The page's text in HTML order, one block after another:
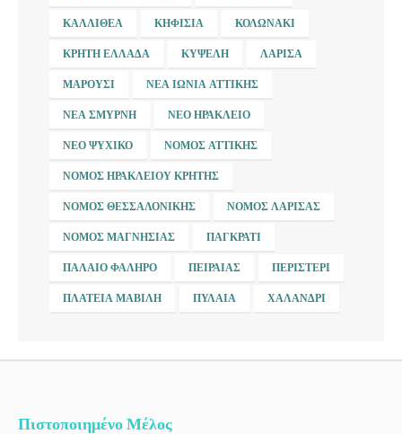
ΚΑΛΛΙΘΈΑ ΚΗΦΙΣΙΆ ΚΟΛΩΝΆΚΙ
ΚΡΉΤΗ ΕΛΛΆΔΑ ΚΥΨΈΛΗ ΛΆΡΙΣΑ
ΜΑΡΟΎΣΙ ΝΈΑ ΙΩΝΊΑ ΑΤΤΙΚΉΣ
ΝΈΑ ΣΜΎΡΝΗ ΝΈΟ ΗΡΆΚΛΕΙΟ
ΝΈΟ ΨΥΧΙΚΌ ΝΟΜΌΣ ΑΤΤΙΚΉΣ
ΝΟΜΌΣ ΗΡΑΚΛΕΊΟΥ ΚΡΉΤΗΣ
ΝΟΜΌΣ ΘΕΣΣΑΛΟΝΊΚΗΣ ΝΟΜΌΣ ΛΆΡΙΣΑΣ
ΝΟΜΌΣ ΜΑΓΝΗΣΊΑΣ ΠΑΓΚΡΆΤΙ
ΠΑΛΑΙΌ ΦΆΛΗΡΟ ΠΕΙΡΑΙΆΣ ΠΕΡΙΣΤΈΡΙ
ΠΛΑΤΕΊΑ ΜΑΒΊΛΗ ΠΥΛΑΊΑ ΧΑΛΆΝΔΡΙ
Πιστοποιημένο Μέλος